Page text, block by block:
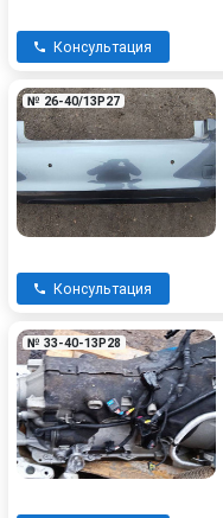
Консультация
№ 26-40/13P27
Консультация
№ 33-40-13P28